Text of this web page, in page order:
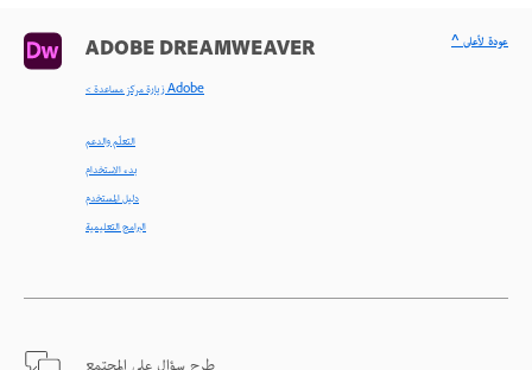
ADOBE DREAMWEAVER
< زيارة مركز مساعدة Adobe
التعلّم والدعم
بدء الاستخدام
دليل المستخدم
البرامج التعليمية
^ عودة لأعلى